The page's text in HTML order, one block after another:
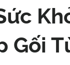
Gối